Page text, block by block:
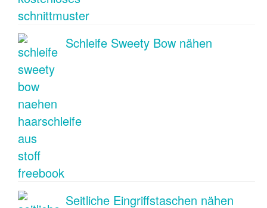
Schleife Sweety Bow nähen
Seitliche Eingriffstaschen nähen